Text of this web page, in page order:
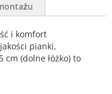
i komfort
pianki,
(dolne łóżko) to